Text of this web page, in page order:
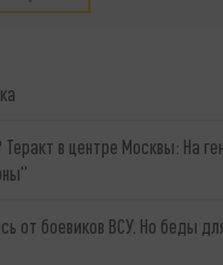
в центре Москвы: На
от боевиков ВСУ. Но беды